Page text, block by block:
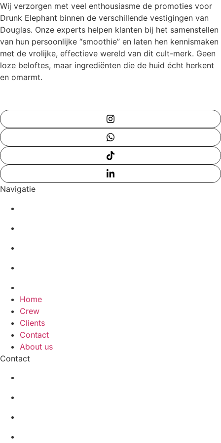
Wij verzorgen met veel enthousiasme de promoties voor
Drunk Elephant binnen de verschillende vestigingen van
Douglas. Onze experts helpen klanten bij het samenstellen
van hun persoonlijke “smoothie” en laten hen kennismaken
met de vrolijke, effectieve wereld van dit cult-merk. Geen
loze beloftes, maar ingrediënten die de huid écht herkent
en omarmt.
Navigatie
Home
Crew
Clients
Contact
About us
Contact